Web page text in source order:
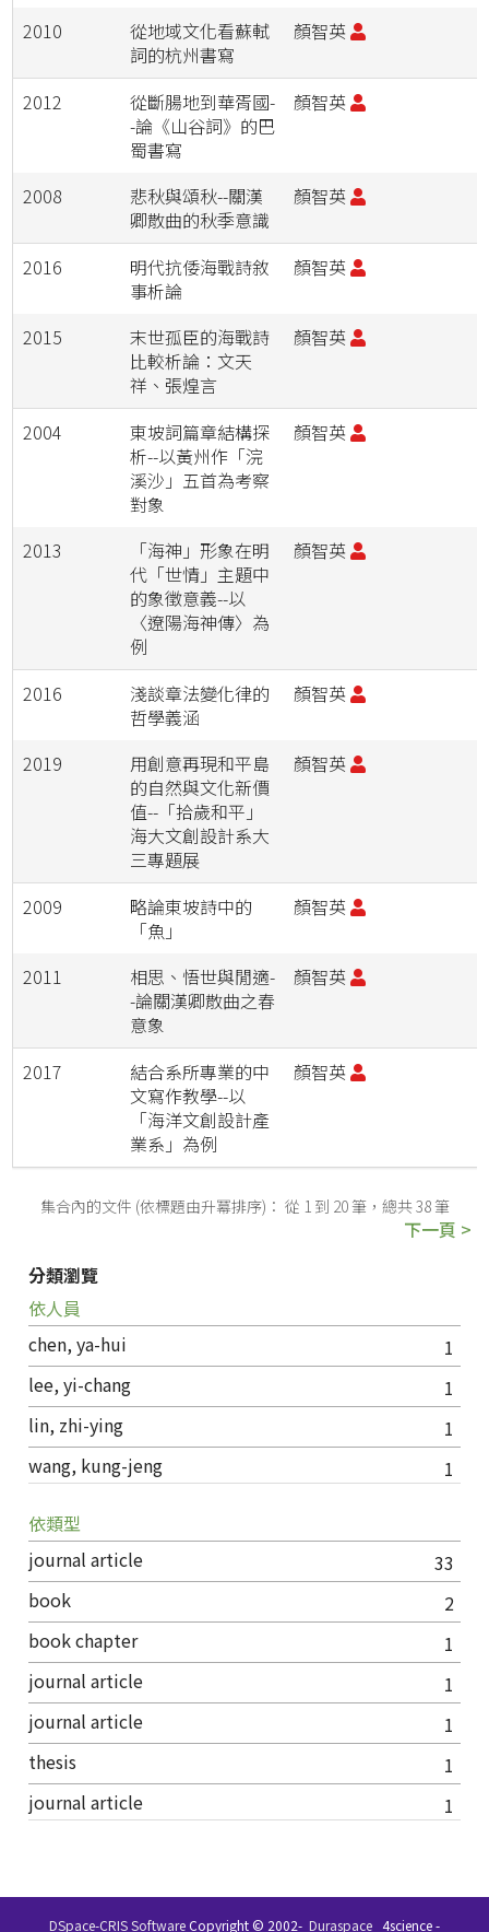
2010
從地域文化看蘇軾
詞的杭州書寫
顏智英
2012
從斷腸地到華胥國-
-論《山谷詞》的巴
蜀書寫
顏智英
2008
悲秋與頌秋--關漢
卿散曲的秋季意識
顏智英
2016
明代抗倭海戰詩敘
事析論
顏智英
2015
末世孤臣的海戰詩
比較析論：文天
祥、張煌言
顏智英
2004
東坡詞篇章結構探
析--以黃州作「浣
溪沙」五首為考察
對象
顏智英
2013
「海神」形象在明
代「世情」主題中
的象徵意義--以
〈遼陽海神傳〉為
例
顏智英
2016
淺談章法變化律的
哲學義涵
顏智英
2019
用創意再現和平島
的自然與文化新價
值--「拾歲和平」
海大文創設計系大
三專題展
顏智英
2009
略論東坡詩中的
「魚」
顏智英
2011
相思、悟世與閒適-
-論關漢卿散曲之春
意象
顏智英
2017
結合系所專業的中
文寫作教學--以
「海洋文創設計產
業系」為例
顏智英
集合內的文件 (依標題由升冪排序)： 從 1 到 20 筆，總共 38 筆
下一頁 >
分類瀏覽
依人員
1
chen, ya-hui
1
lee, yi-chang
1
lin, zhi-ying
1
wang, kung-jeng
依類型
33
journal article
2
book
1
book chapter
1
journal article
1
journal article
1
thesis
1
journal article
DSpace-CRIS SoftwareCopyright © 2002- Duraspace 4science -